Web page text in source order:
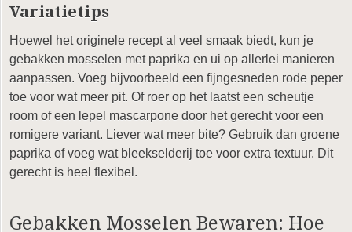
Variatietips
Hoewel het originele recept al veel smaak biedt, kun je
gebakken mosselen met paprika en ui op allerlei manieren
aanpassen. Voeg bijvoorbeeld een fijngesneden rode peper
toe voor wat meer pit. Of roer op het laatst een scheutje
room of een lepel mascarpone door het gerecht voor een
romigere variant. Liever wat meer bite? Gebruik dan groene
paprika of voeg wat bleekselderij toe voor extra textuur. Dit
gerecht is heel flexibel.
Gebakken Mosselen Bewaren: Hoe